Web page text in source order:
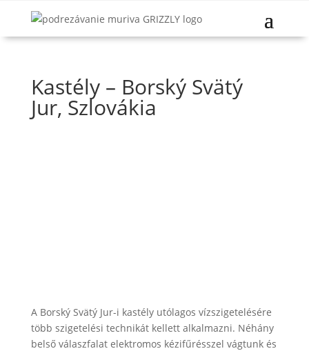
Kastély – Borský Svätý
Jur, Szlovákia
A Borský Svätý Jur-i kastély utólagos vízszigetelésére
több szigetelési technikát kellett alkalmazni. Néhány
belső válaszfalat elektromos kézifűrésszel vágtunk és